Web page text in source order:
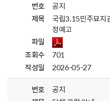
번호
공지
제목
국립3.15민주묘지
정예고
파일
조회수
701
작성일
2026-05-27
번호
공지